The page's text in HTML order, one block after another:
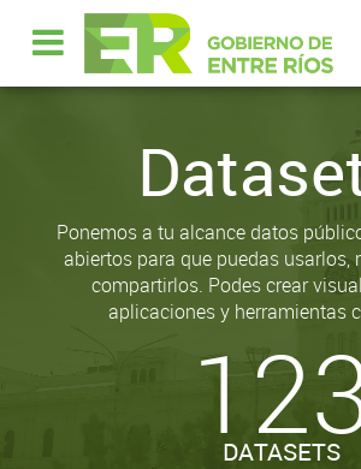
Ponemos a tu alcance datos
abiertos para que puedas usarlos,
compartirlos. Podes crear
aplicaciones y herramientas
DATASETS